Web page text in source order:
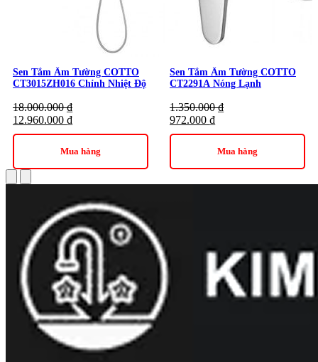
Sen Tắm Âm Tường COTTO
CT3015ZH016 Chỉnh Nhiệt Độ
18.000.000₫
12.960.000 ₫
Mua hàng
Sen Tắm Âm Tường COTTO
CT2291A Nóng Lạnh
1.350.000₫
972.000 ₫
Mua hàng